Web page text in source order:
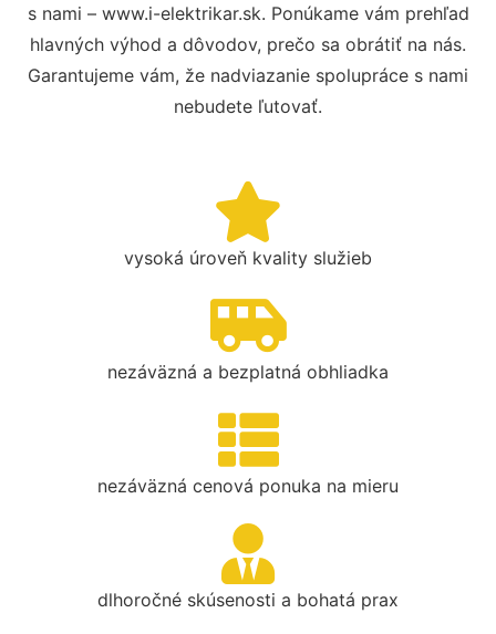
s nami – www.i-elektrikar.sk. Ponúkame vám prehľad
hlavných výhod a dôvodov, prečo sa obrátiť na nás.
Garantujeme vám, že nadviazanie spolupráce s nami
nebudete ľutovať.
vysoká úroveň kvality služieb
nezáväzná a bezplatná obhliadka
nezáväzná cenová ponuka na mieru
dlhoročné skúsenosti a bohatá prax